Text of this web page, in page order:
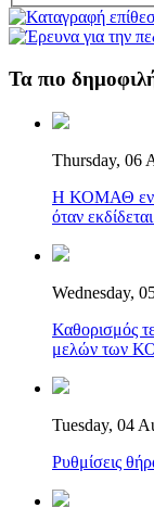
Τα πιο
Thursday, 06
Η ΚΟΜΑΘ
όταν
Wednesday,
Καθορισμός
μελών των ΚΟ
Tuesday, 04
Ρυθμίσεις